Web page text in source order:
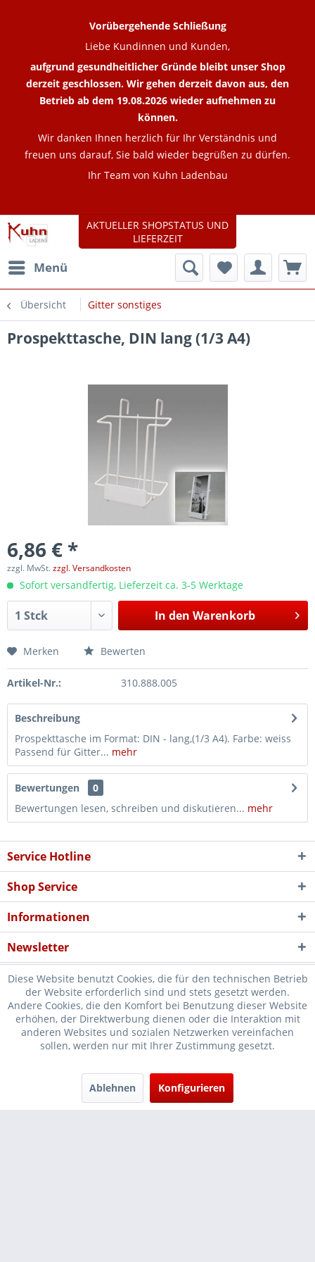
Menü
Übersicht Gitter sonstiges
Prospekttasche, DIN lang (1/3 A4)
6,86 € *
zzgl. MwSt.zzgl. Versandkosten
Sofort versandfertig, Lieferzeit ca. 3-5 Werktage
In den Warenkorb
Merken Bewerten
Artikel-Nr.: 310.888.005
Beschreibung
Prospekttasche im Format: DIN - lang,(1/3 A4). Farbe: weiss
Passend für Gitter... mehr
Bewertungen
0
Bewertungen lesen, schreiben und diskutieren... mehr
AKTUELLER SHOPSTATUS UND
LIEFERZEIT
Vorübergehende Schließung
Liebe Kundinnen und Kunden,
aufgrund gesundheitlicher Gründe bleibt unser Shop
derzeit geschlossen. Wir gehen derzeit davon aus, den
Betrieb ab dem 19.08.2026 wieder aufnehmen zu
können.
Wir danken Ihnen herzlich für Ihr Verständnis und
freuen uns darauf, Sie bald wieder begrüßen zu dürfen.
Ihr Team von Kuhn Ladenbau
Service Hotline
Shop Service
Informationen
Newsletter
* Verkauf nur an Unternehmer, Gewerbetreibende, Freiberufler und
öffentliche Institutionen, daher verstehen sich alle Preise zzgl.
nicht anders beschrieben
Diese Website benutzt Cookies, die für den technischen Betrieb
der Website erforderlich sind und stets gesetzt werden.
Andere Cookies, die den Komfort bei Benutzung dieser Website
erhöhen, der Direktwerbung dienen oder die Interaktion mit
anderen Websites und sozialen Netzwerken vereinfachen
sollen, werden nur mit Ihrer Zustimmung gesetzt.
Ablehnen Konfigurieren